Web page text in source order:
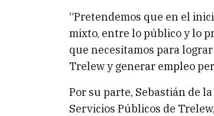
“Pretendemos que en el
mixto, entre lo público y lo
que necesitamos para
Trelew y generar empleo
Por su parte, Sebastián de
Servicios Públicos de